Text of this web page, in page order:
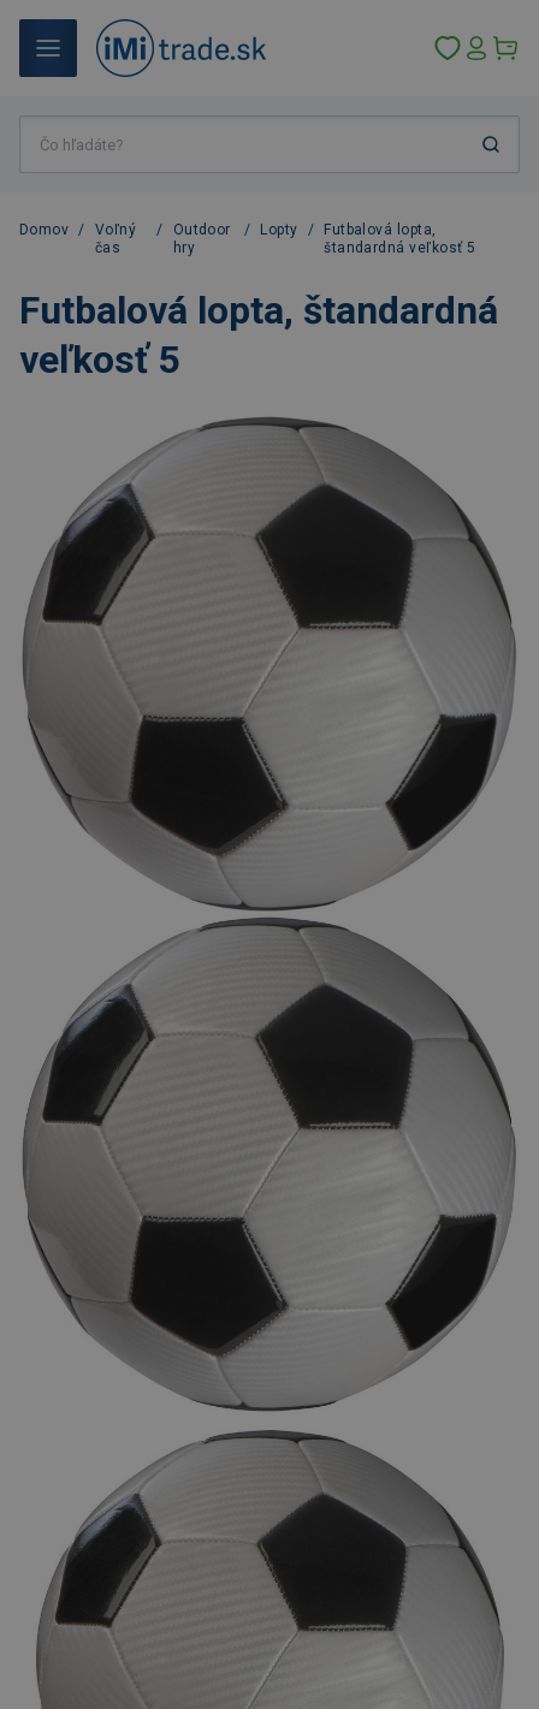
Domov /
Voľný
čas
/
Outdoor
hry
/ Lopty /
Futbalová lopta,
štandardná veľkosť 5
Futbalová lopta, štandardná
veľkosť 5